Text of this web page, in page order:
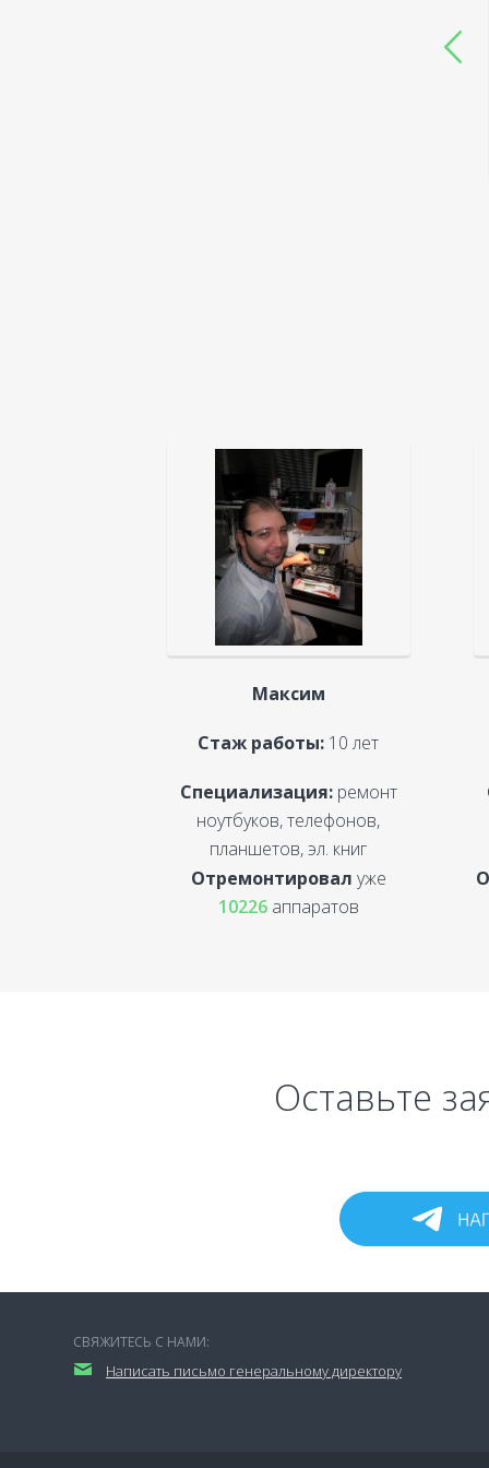
Максим
Стаж работы: 10 лет
Специализация:ремонт
ноутбуков, телефонов,
планшетов, эл. книг
Отремонтировал уже
10226аппаратов
Оставьте
СВЯЖИТЕСЬ С НАМИ:
Написать письмо генеральному директору